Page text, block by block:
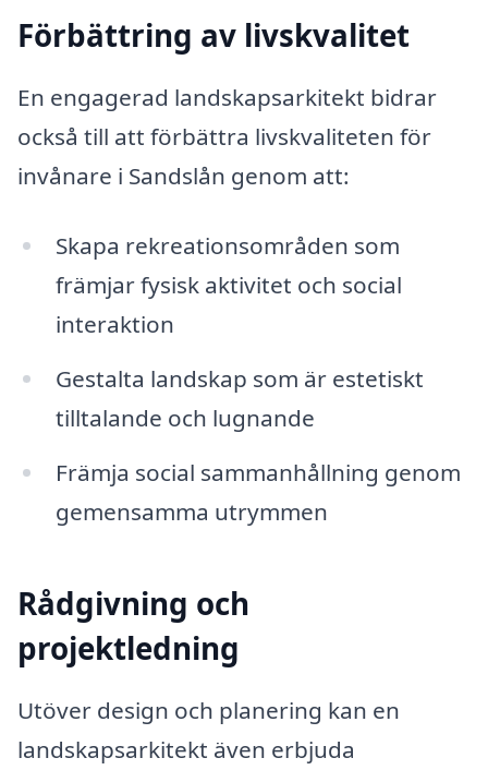
Förbättring av livskvalitet
En engagerad landskapsarkitekt bidrar
också till att förbättra livskvaliteten för
invånare i Sandslån genom att:
Skapa rekreationsområden som
främjar fysisk aktivitet och social
interaktion
Gestalta landskap som är estetiskt
tilltalande och lugnande
Främja social sammanhållning genom
gemensamma utrymmen
Rådgivning och
projektledning
Utöver design och planering kan en
landskapsarkitekt även erbjuda